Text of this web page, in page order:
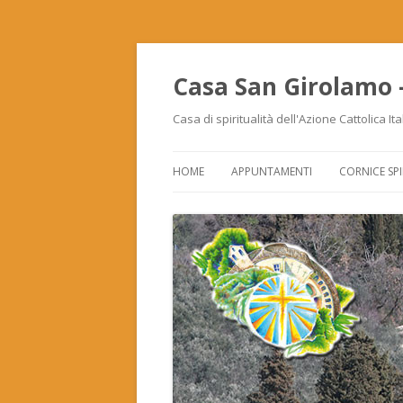
Casa San Girolamo
Casa di spiritualità dell'Azione Cattolica
HOME APPUNTAMENTI CORNICE